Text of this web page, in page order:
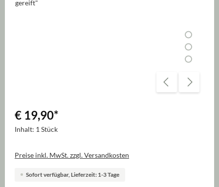
€ 19,90*
Inhalt: 1 Stück
Preise inkl. MwSt. zzgl. Versandkosten
Sofort verfügbar, Lieferzeit: 1-3 Tage